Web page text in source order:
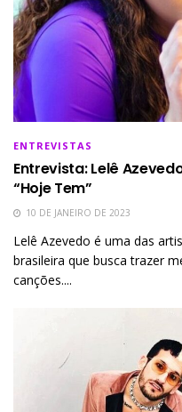
ENTREVISTAS
Entrevista: Lelê
“Hoje Tem”
10 DE JANEIRO DE 2023
Lelê Azevedo é uma das
brasileira que busca trazer
canções....